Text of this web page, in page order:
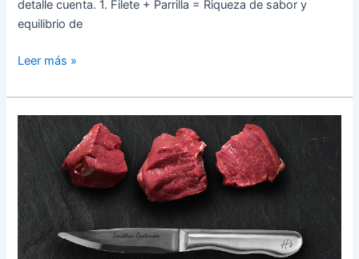
detalle cuenta. 1. Filete + Parrilla = Riqueza de sabor y
equilibrio de
Leer más »
¿Conoces
la
certificación
USDA
Prime?